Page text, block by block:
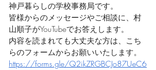
神戸暮らしの学校事務局です。
皆様からのメッセージやご相談に、村
山順子がYouTubeでお答えします。
内容を読まれても大丈夫な方は、こち
らのフォームからお願いいたします。
https://forms.gle/Q2ikZRGBCJo87UeC6